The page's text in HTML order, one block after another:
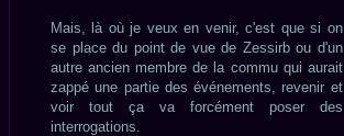
Mais, là où je veux en venir, c'est que si on
se place du point de vue de Zessirb ou d'un
autre ancien membre de la commu qui aurait
zappé une partie des événements, revenir et
voir tout ça va forcément poser des
interrogations.